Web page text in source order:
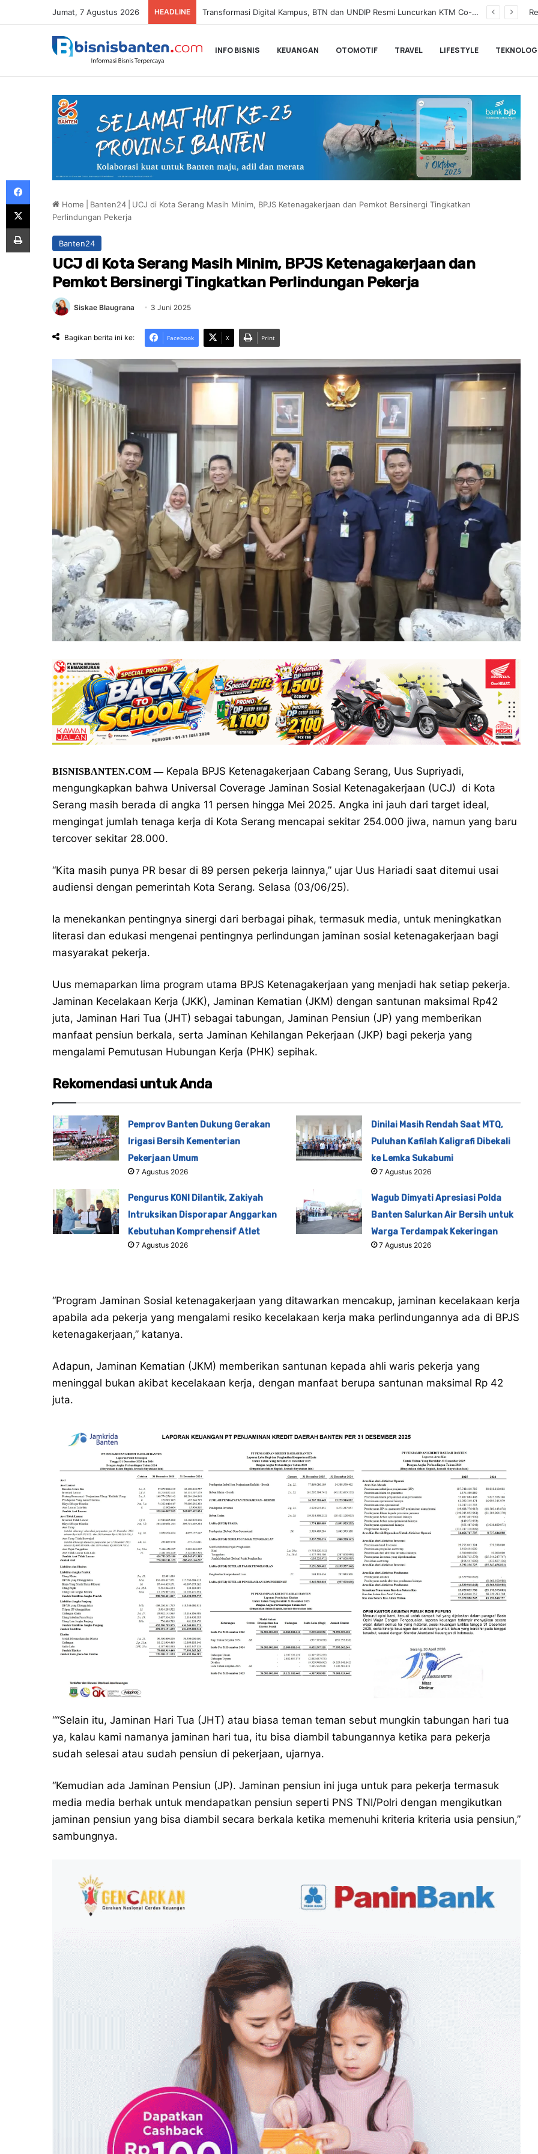
Jumat, 7 Agustus 2026 HEADLINE BNI Catat Fundamental Bisnis Kokoh di Bawah Danantara, Ditopang Pertumbuhan Kredit dan Kualitas Aset
INFO BISNIS KEUANGAN OTOMOTIF TRAVEL LIFESTYLE
Home Banten24
UCJ di Kota Serang Masih Minim, BPJS Ketenagakerjaan dan Pemkot Bersinergi Tingkatkan
Perlindungan Pekerja
Banten24
UCJ di Kota Serang Masih Minim, BPJS Ketenagakerjaan dan
Pemkot Bersinergi Tingkatkan Perlindungan Pekerja
Siskae Blaugrana 3 Juni 2025
Bagikan berita ini ke: Facebook X Print
BISNISBANTEN.COM —Kepala BPJS Ketenagakerjaan Cabang Serang, Uus Supriyadi,
mengungkapkan bahwa Universal Coverage Jaminan Sosial Ketenagakerjaan (UCJ) di Kota
Serang masih berada di angka 11 persen hingga Mei 2025. Angka ini jauh dari target ideal,
mengingat jumlah tenaga kerja di Kota Serang mencapai sekitar 254.000 jiwa, namun yang baru
tercover sekitar 28.000.
“Kita masih punya PR besar di 89 persen pekerja lainnya,” ujar Uus Hariadi saat ditemui usai
audiensi dengan pemerintah Kota Serang. Selasa (03/06/25).
Ia menekankan pentingnya sinergi dari berbagai pihak, termasuk media, untuk meningkatkan
literasi dan edukasi mengenai pentingnya perlindungan jaminan sosial ketenagakerjaan bagi
masyarakat pekerja.
Uus memaparkan lima program utama BPJS Ketenagakerjaan yang menjadi hak setiap pekerja.
Jaminan Kecelakaan Kerja (JKK), Jaminan Kematian (JKM) dengan santunan maksimal Rp42
juta, Jaminan Hari Tua (JHT) sebagai tabungan, Jaminan Pensiun (JP) yang memberikan
manfaat pensiun berkala, serta Jaminan Kehilangan Pekerjaan (JKP) bagi pekerja yang
mengalami Pemutusan Hubungan Kerja (PHK) sepihak.
Rekomendasi untuk Anda
Pemprov Banten Dukung Gerakan
Irigasi Bersih Kementerian
Pekerjaan Umum
7 Agustus 2026
Dinilai Masih Rendah Saat MTQ,
Puluhan Kafilah Kaligrafi Dibekali
ke Lemka Sukabumi
7 Agustus 2026
Pengurus KONI Dilantik, Zakiyah
Intruksikan Disporapar Anggarkan
Kebutuhan Komprehensif Atlet
7 Agustus 2026
Wagub Dimyati Apresiasi Polda
Banten Salurkan Air Bersih untuk
Warga Terdampak Kekeringan
7 Agustus 2026
“Program Jaminan Sosial ketenagakerjaan yang ditawarkan mencakup, jaminan kecelakaan kerja
apabila ada pekerja yang mengalami resiko kecelakaan kerja maka perlindungannya ada di BPJS
ketenagakerjaan,” katanya.
Adapun, Jaminan Kematian (JKM) memberikan santunan kepada ahli waris pekerja yang
meninggal bukan akibat kecelakaan kerja, dengan manfaat berupa santunan maksimal Rp 42
juta.
““Selain itu, Jaminan Hari Tua (JHT) atau biasa teman teman sebut mungkin tabungan hari tua
ya, kalau kami namanya jaminan hari tua, itu bisa diambil tabungannya ketika para pekerja
sudah selesai atau sudah pensiun di pekerjaan, ujarnya.
“Kemudian ada Jaminan Pensiun (JP). Jaminan pensiun ini juga untuk para pekerja termasuk
media media berhak untuk mendapatkan pensiun seperti PNS TNI/Polri dengan mengikutkan
jaminan pensiun yang bisa diambil secara berkala ketika memenuhi kriteria kriteria usia pensiun,”
sambungnya.
Facebook